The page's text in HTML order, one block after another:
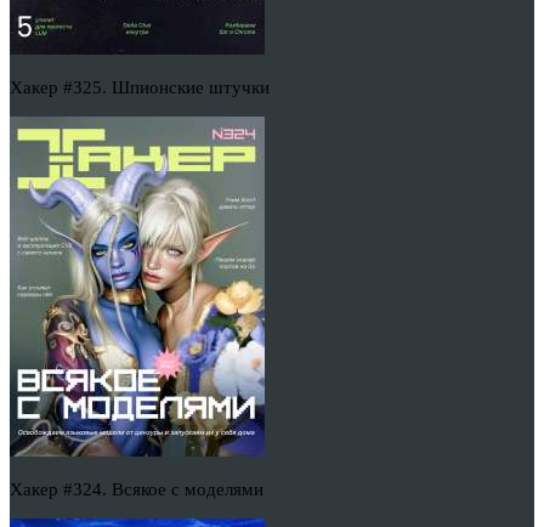
Хакер #325. Шпионские штучки
Хакер #324. Всякое с моделями